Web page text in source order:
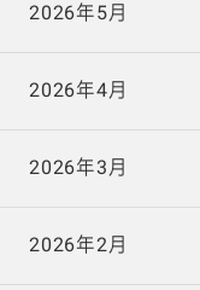
2026年5月
2026年4月
2026年3月
2026年2月